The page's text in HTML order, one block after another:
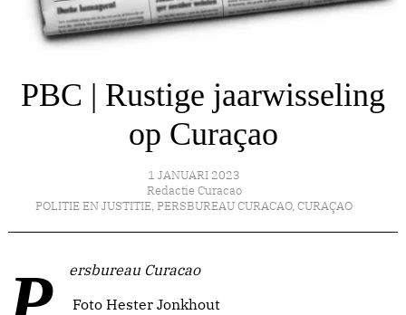
PBC | Rustige jaarwisseling
op Curaçao
1 JANUARI 2023
Redactie Curacao
POLITIE EN JUSTITIE, PERSBUREAU CURACAO, CURAÇAO
Persbureau Curacao
Foto Hester Jonkhout